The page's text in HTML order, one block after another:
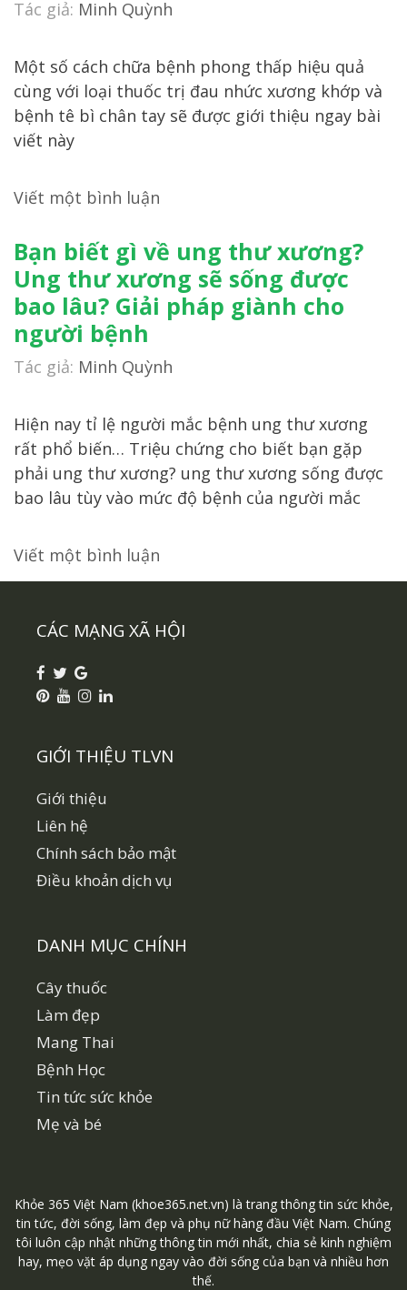
Tác giả: Minh Quỳnh
Một số cách chữa bệnh phong thấp hiệu quả
cùng với loại thuốc trị đau nhức xương khớp và
bệnh tê bì chân tay sẽ được giới thiệu ngay bài
viết này
Viết một bình luận
Bạn biết gì về ung thư xương?
Ung thư xương sẽ sống được
bao lâu? Giải pháp giành cho
người bệnh
Tác giả: Minh Quỳnh
Hiện nay tỉ lệ người mắc bệnh ung thư xương
rất phổ biến… Triệu chứng cho biết bạn gặp
phải ung thư xương? ung thư xương sống được
bao lâu tùy vào mức độ bệnh của người mắc
Viết một bình luận
CÁC MẠNG XÃ HỘI
GIỚI THIỆU TLVN
Giới thiệu
Liên hệ
Chính sách bảo mật
Điều khoản dịch vụ
DANH MỤC CHÍNH
Cây thuốc
Làm đẹp
Mang Thai
Bệnh Học
Tin tức sức khỏe
Mẹ và bé
Khỏe 365 Việt Nam (khoe365.net.vn) là trang thông tin sức khỏe,
tin tức, đời sống, làm đẹp và phụ nữ hàng đầu Việt Nam. Chúng
tôi luôn cập nhật những thông tin mới nhất, chia sẻ kinh nghiệm
hay, mẹo vặt áp dụng ngay vào đời sống của bạn và nhiều hơn
thế.